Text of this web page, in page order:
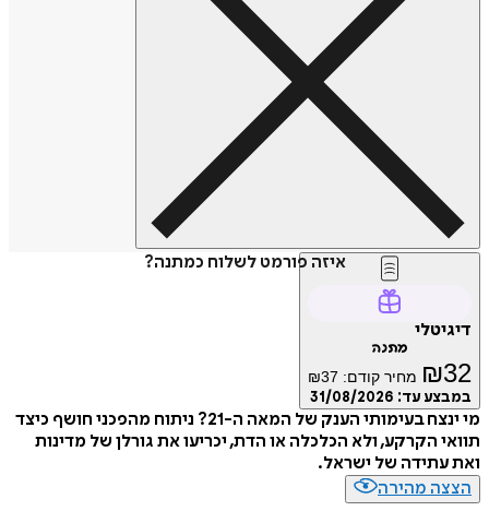
איזה פורמט לשלוח כמתנה?
דיגיטלי
מתנה
₪32 מחיר קודם: ₪37
במבצע עד: 31/08/2026
מי ינצח בעימותי הענק של המאה ה-21? ניתוח מהפכני חושף כיצד
תוואי הקרקע, ולא הכלכלה או הדת, יכריעו את גורלן של מדינות
ואת עתידה של ישראל.
הצצה מהירה